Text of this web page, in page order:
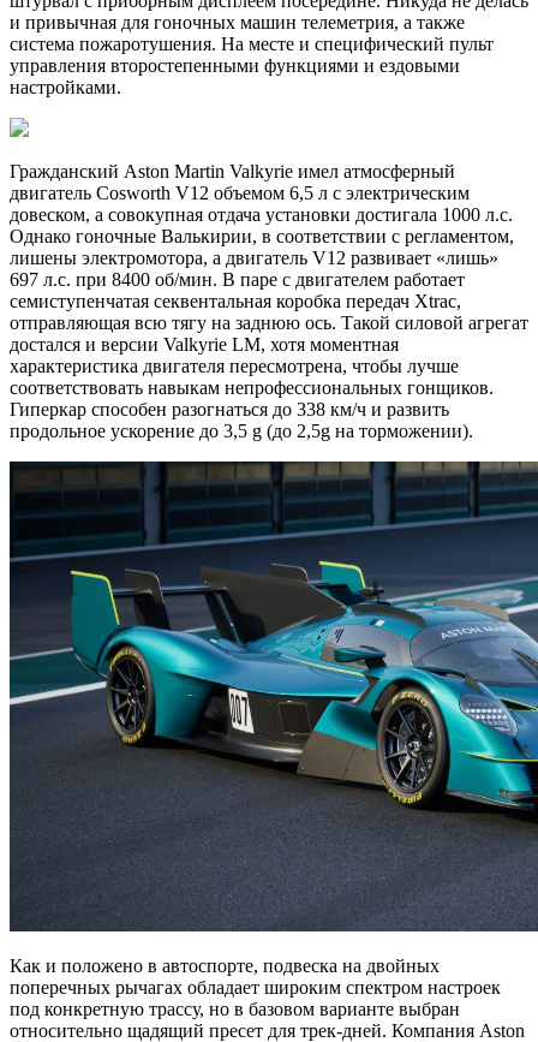
и привычная для гоночных машин телеметрия, а также
система пожаротушения. На месте и специфический пульт
управления второстепенными функциями и ездовыми
настройками.
Гражданский Aston Martin Valkyrie имел атмосферный
двигатель Cosworth V12 объемом 6,5 л с электрическим
довеском, а совокупная отдача установки достигала 1000 л.с.
Однако гоночные Валькирии, в соответствии с регламентом,
лишены электромотора, а двигатель V12 развивает «лишь»
697 л.с. при 8400 об/мин. В паре с двигателем работает
семиступенчатая секвентальная коробка передач Xtrac,
отправляющая всю тягу на заднюю ось. Такой силовой агрегат
достался и версии Valkyrie LM, хотя моментная
характеристика двигателя пересмотрена, чтобы лучше
соответствовать навыкам непрофессиональных гонщиков.
Гиперкар способен разогнаться до 338 км/ч и развить
продольное ускорение до 3,5 g (до 2,5g на торможении).
Как и положено в автоспорте, подвеска на двойных
поперечных рычагах обладает широким спектром настроек
под конкретную трассу, но в базовом варианте выбран
относительно щадящий пресет для трек-дней. Компания Aston